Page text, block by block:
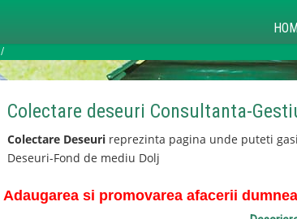
/
Colectare deseuri Consultanta-
Colectare Deseuri reprezinta pagina unde puteti
Deseuri-Fond de mediu Dolj
Adaugarea si promovarea afacerii